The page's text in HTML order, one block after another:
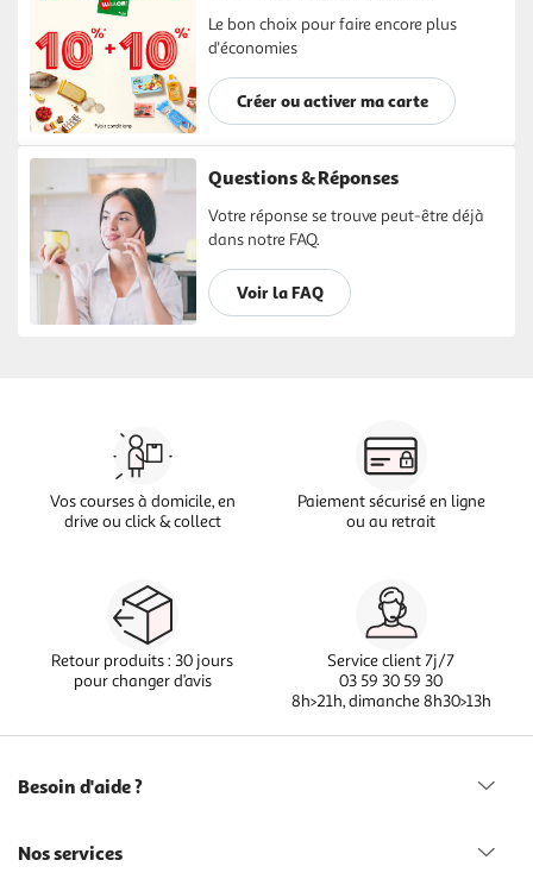
Le bon choix pour faire encore plus
d'économies
Créer ou activer ma carte
Questions & Réponses
Votre réponse se trouve peut-être déjà
dans notre FAQ.
Voir la FAQ
Vos courses à domicile, en
drive ou click & collect
Paiement sécurisé en ligne
ou au retrait
Retour produits : 30 jours
pour changer d’avis
Service client 7j/7
03 59 30 59 30
8h>21h, dimanche 8h30>13h
Besoin d'aide ?
Nos services